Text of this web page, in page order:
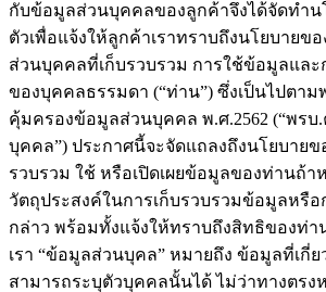
กับข้อมูลส่วนบุคคลของลูกค้าจึงได้จัดทำน
ตัวเพื่อแจ้งให้ลูกค้าเราทราบถึงนโยบายขอ
ส่วนบุคคลที่เก็บรวบรวม การใช้ข้อมูลและ
ของบุคคลธรรมดา (“ท่าน”) ซึ่งเป็นไปตา
คุ้มครองข้อมูลส่วนบุคคล พ.ศ.2562 (“พร
บุคคล”) ประกาศนี้จะจัดแถลงถึงนโยบายข
รวบรวม ใช้ หรือเปิดเผยข้อมูลของท่านถ้า
วัตถุประสงค์ในการเก็บรวบรวมข้อมูลหรือ
กล่าว พร้อมทั้งแจ้งให้ทราบถึงสิทธิของท่า
เรา “ข้อมูลส่วนบุคล” หมายถึง ข้อมูลที่เกี่
สามารถระบุตัวบุคคลนั้นได้ ไม่ว่าทางตรง